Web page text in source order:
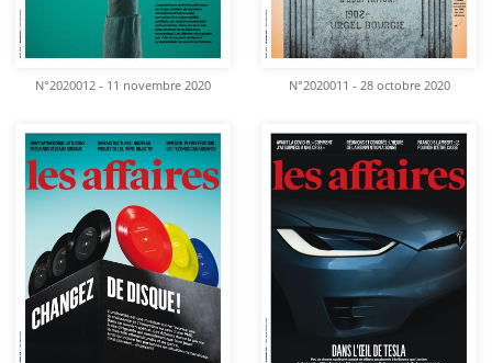
N°2020012 - 11 novembre 2020 N°2020011 - 28 octobre 2020